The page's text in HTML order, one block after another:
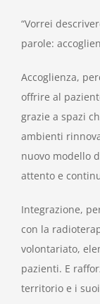
“Vorrei
parole:
Accoglienza,
offrire al
grazie a spazi
ambienti
nuovo modello
attento e
Integrazione,
con la
volontariato,
pazienti. E
territorio e i